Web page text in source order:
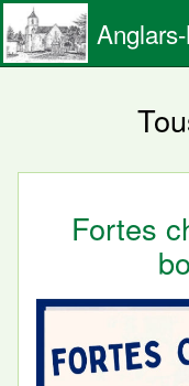
Fortes